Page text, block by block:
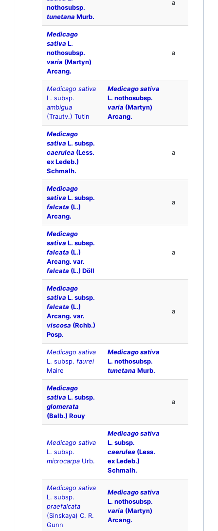
nothosubsp.
tunetana Murb.
a
Medicago
sativa L.
nothosubsp.
varia (Martyn)
Arcang.
a
Medicago sativa
L. subsp.
ambigua
(Trautv.) Tutin
Medicago sativa
L. nothosubsp.
varia (Martyn)
Arcang.
Medicago
sativa L. subsp.
caerulea (Less.
ex Ledeb.)
Schmalh.
a
Medicago
sativa L. subsp.
falcata (L.)
Arcang.
a
Medicago
sativa L. subsp.
falcata (L.)
Arcang. var.
falcata (L.) Döll
a
Medicago
sativa L. subsp.
falcata (L.)
Arcang. var.
viscosa (Rchb.)
Posp.
a
Medicago sativa
L. subsp. faurei
Maire
Medicago sativa
L. nothosubsp.
tunetana Murb.
Medicago
sativa L. subsp.
glomerata
(Balb.) Rouy
a
Medicago sativa
L. subsp.
microcarpa Urb.
Medicago sativa
L. subsp.
caerulea (Less.
ex Ledeb.)
Schmalh.
Medicago sativa
L. subsp.
praefalcata
(Sinskaya) C. R.
Gunn
Medicago sativa
L. nothosubsp.
varia (Martyn)
Arcang.